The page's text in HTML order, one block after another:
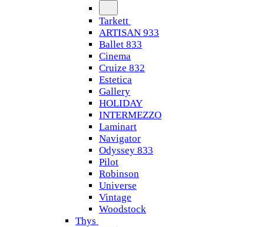
Tarkett
ARTISAN 933
Ballet 833
Cinema
Cruize 832
Estetica
Gallery
HOLIDAY
INTERMEZZO
Laminart
Navigator
Odyssey 833
Pilot
Robinson
Universe
Vintage
Woodstock
Thys